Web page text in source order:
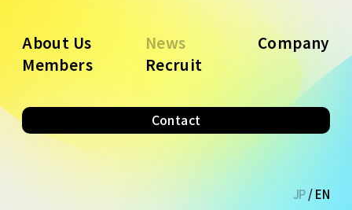
About Us News
Company
Members
Recruit
Contact
JP/EN